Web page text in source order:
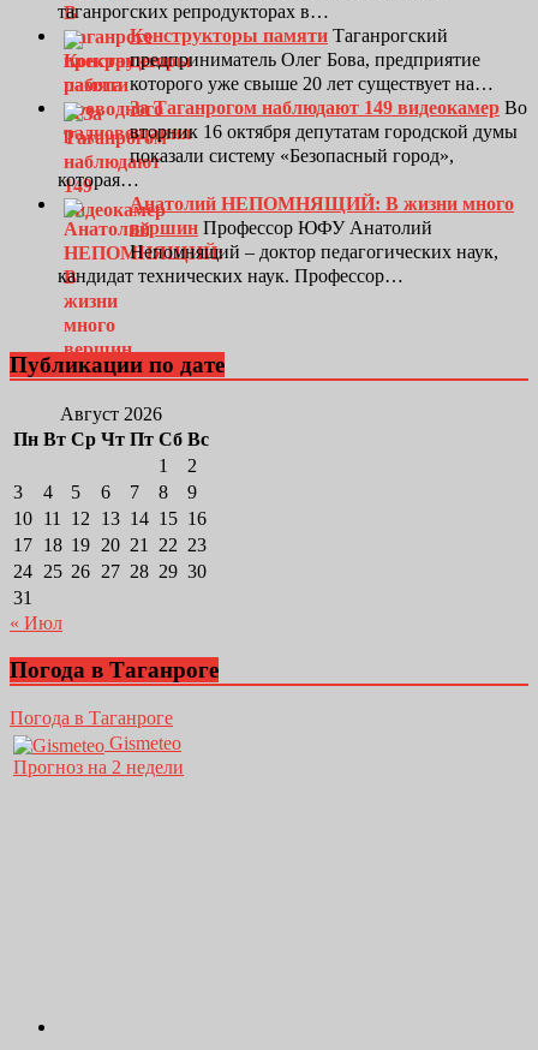
таганрогских репродукторах в…
Конструкторы памяти Таганрогский
предприниматель Олег Бова, предприятие
которого уже свыше 20 лет существует на…
За Таганрогом наблюдают 149 видеокамер Во
вторник 16 октября депутатам городской думы
показали систему «Безопасный город»,
которая…
Анатолий НЕПОМНЯЩИЙ: В жизни много
вершин Профессор ЮФУ Анатолий
Непомнящий – доктор педагогических наук,
кандидат технических наук. Профессор…
Публикации по дате
Август 2026
Пн Вт Ср Чт Пт Сб Вс
1
2
3
4 5 6 7 8
9
10 11 12 13 14 15 16
17 18 19 20 21 22 23
24 25 26 27 28 29 30
31
« Июл
Погода в Таганроге
Погода в Таганроге
Gismeteo
Прогноз на 2 недели